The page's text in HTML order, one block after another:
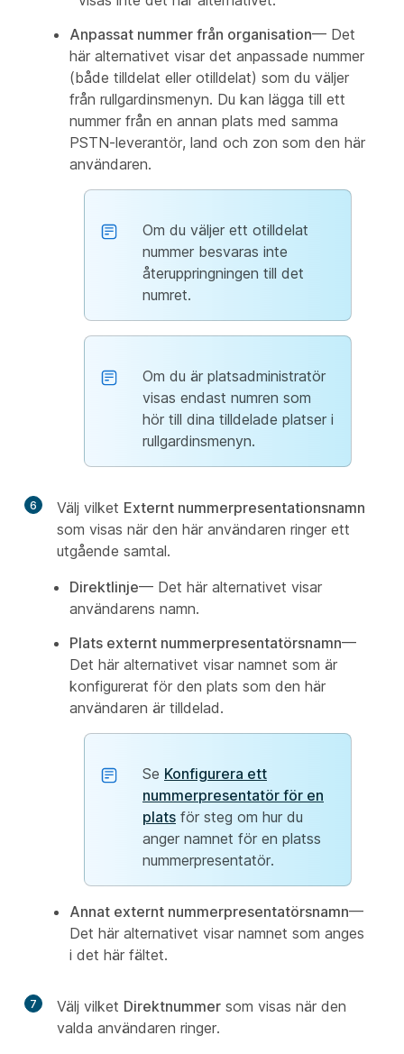
Anpassat nummer från organisation— Det
här alternativet visar det anpassade nummer
(både tilldelat eller otilldelat) som du väljer
från rullgardinsmenyn. Du kan lägga till ett
nummer från en annan plats med samma
PSTN-leverantör, land och zon som den här
användaren.
Om du väljer ett otilldelat
nummer besvaras inte
återuppringningen till det
numret.
Om du är platsadministratör
visas endast numren som
hör till dina tilldelade platser i
rullgardinsmenyn.
6 Välj vilket Externt nummerpresentationsnamn
som visas när den här användaren ringer ett
utgående samtal.
Direktlinje— Det här alternativet visar
användarens namn.
Plats externt nummerpresentatörsnamn—
Det här alternativet visar namnet som är
konfigurerat för den plats som den här
användaren är tilldelad.
Se Konfigurera ett
nummerpresentatör för en
plats för steg om hur du
anger namnet för en platss
nummerpresentatör.
Annat externt nummerpresentatörsnamn—
Det här alternativet visar namnet som anges
i det här fältet.
7 Välj vilket Direktnummer som visas när den
valda användaren ringer.